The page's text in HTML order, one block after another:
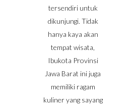
tersendiri untuk
dikunjungi. Tidak
hanya kaya akan
tempat wisata,
Ibukota Provinsi
Jawa Barat ini juga
memiliki ragam
kuliner yang sayang